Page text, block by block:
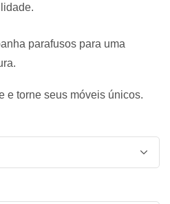
parafusos para uma
e torne seus móveis únicos.